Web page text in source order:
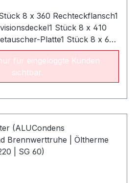
8 x 360 Rechteckflansch1
Stück 8 x 410
Platte1 Stück 8 x 625
Edelstahl)
für eingeloggte Kunden
sichtbar.